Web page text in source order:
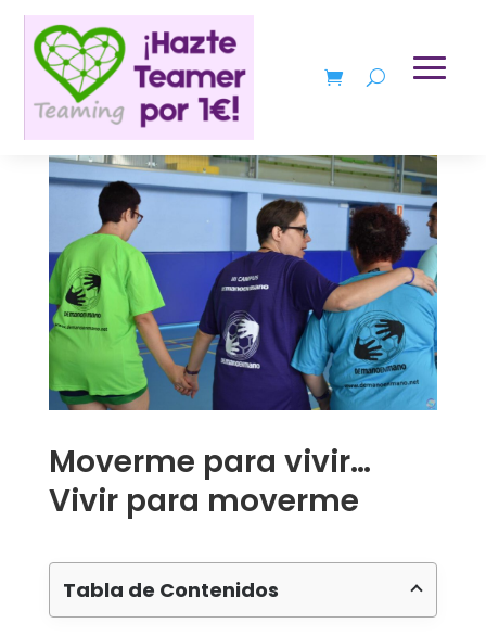
Moverme para vivir…
Vivir para moverme
Tabla de Contenidos